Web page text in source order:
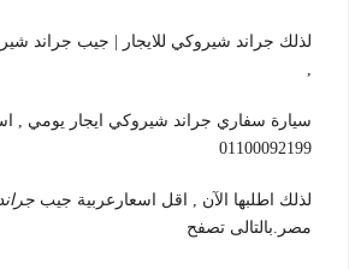
لذلك جراند شيروكي للايجار | جيب جراند
,
سيارة سفاري جراند شيروكي ايجار يومي ,
01100092199
لذلك اطلبها الآن , اقل اسعارعربية جيب
مصر.بالتالى تصفح